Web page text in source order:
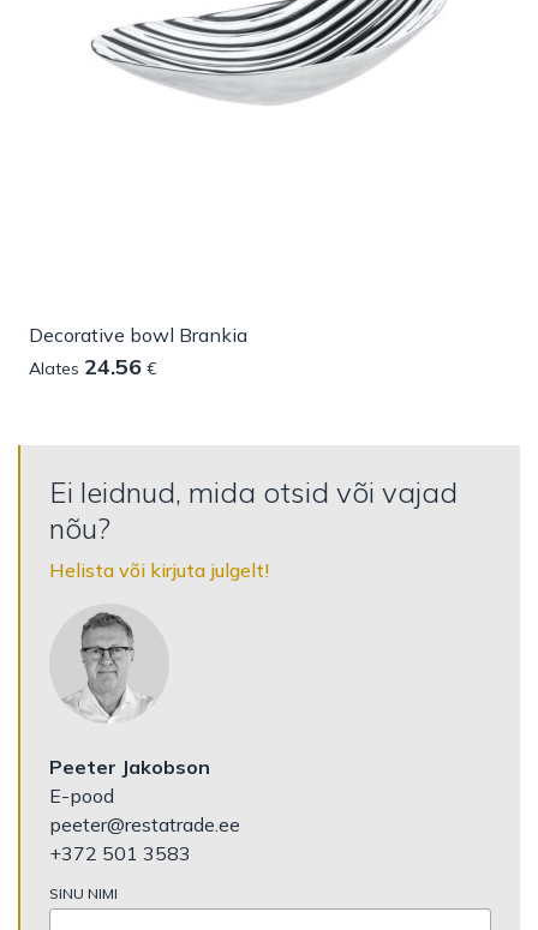
Decorative bowl Brankia
Alates 24.56 €
Ei leidnud, mida otsid või vajad
nõu?
Helista või kirjuta julgelt!
Peeter Jakobson
E-pood
peeter@restatrade.ee
+372 501 3583
SINU NIMI